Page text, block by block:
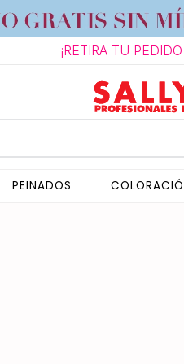
¡RETIRA TU
PEINADOS